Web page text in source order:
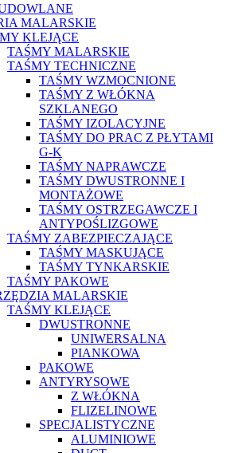
MALARSKIE
KLEJĄCE
TAŚMY MALARSKIE
TAŚMY TECHNICZNE
TAŚMY WZMOCNIONE
TAŚMY Z WŁÓKNA
SZKLANEGO
TAŚMY IZOLACYJNE
TAŚMY DO PRAC Z PŁYTAMI
G-K
TAŚMY NAPRAWCZE
TAŚMY DWUSTRONNE I
MONTAŻOWE
TAŚMY OSTRZEGAWCZE I
ANTYPOŚLIZGOWE
TAŚMY ZABEZPIECZAJĄCE
TAŚMY MASKUJĄCE
TAŚMY TYNKARSKIE
TAŚMY PAKOWE
MALARSKIE
TAŚMY KLEJĄCE
DWUSTRONNE
UNIWERSALNA
PIANKOWA
PAKOWE
ANTYRYSOWE
Z WŁÓKNA
FLIZELINOWE
SPECJALISTYCZNE
ALUMINIOWE